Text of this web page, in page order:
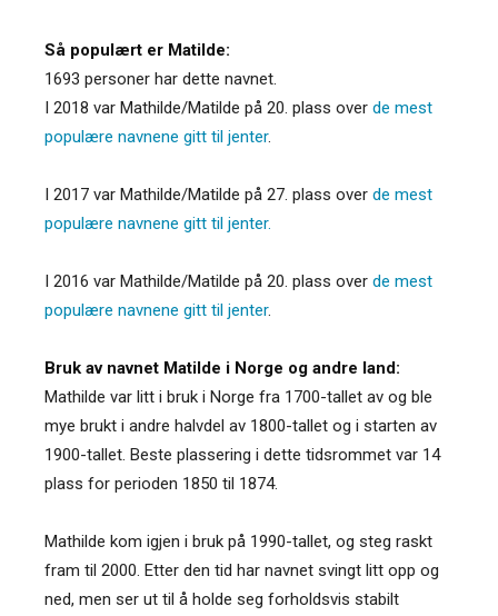
Så populært er Matilde:
1693 personer har dette navnet.
I 2018 var Mathilde/Matilde på 20. plass over de mest
populære navnene gitt til jenter.
I 2017 var Mathilde/Matilde på 27. plass over de mest
populære navnene gitt til jenter.
I 2016 var Mathilde/Matilde på 20. plass over de mest
populære navnene gitt til jenter.
Bruk av navnet Matilde i Norge og andre land:
Mathilde var litt i bruk i Norge fra 1700-tallet av og ble
mye brukt i andre halvdel av 1800-tallet og i starten av
1900-tallet. Beste plassering i dette tidsrommet var 14
plass for perioden 1850 til 1874.
Mathilde kom igjen i bruk på 1990-tallet, og steg raskt
fram til 2000. Etter den tid har navnet svingt litt opp og
ned, men ser ut til å holde seg forholdsvis stabilt